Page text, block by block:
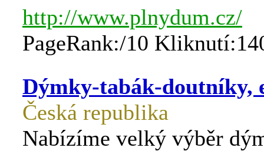
http://www.plnydum.cz/
PageRank:/10
Dýmky-tabák-doutníky,
Česká republika
Nabízíme velký výběr